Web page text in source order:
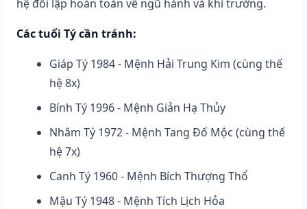
hệ đối lập hoàn toàn về ngũ hành và khí trường.
Các tuổi Tý cần tránh:
Giáp Tý 1984 - Mệnh Hải Trung Kim (cùng thế
hệ 8x)
Bính Tý 1996 - Mệnh Giản Hạ Thủy
Nhâm Tý 1972 - Mệnh Tang Đố Mộc (cùng thế
hệ 7x)
Canh Tý 1960 - Mệnh Bích Thượng Thổ
Mậu Tý 1948 - Mệnh Tích Lịch Hỏa